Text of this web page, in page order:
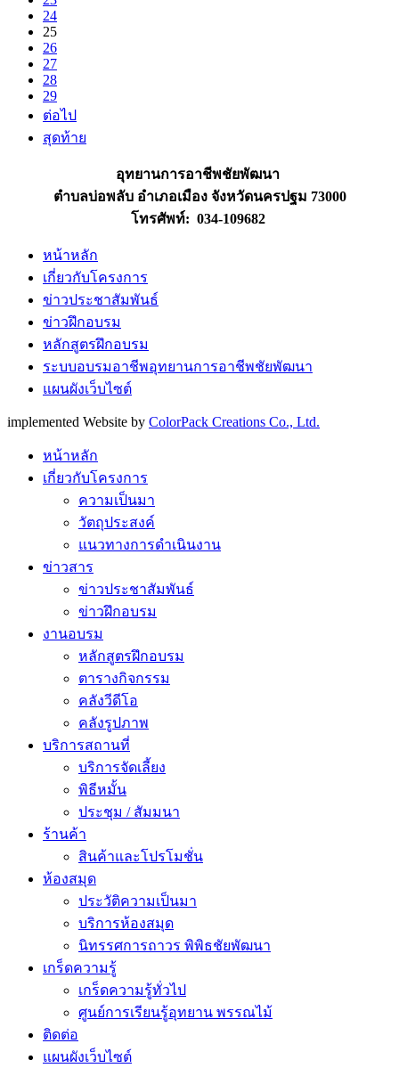
24
25
26
27
28
29
ต่อไป
สุดท้าย
อุทยานการอาชีพชัยพัฒนา
ตำบลบ่อพลับ อำเภอเมือง จังหวัดนครปฐม 73000
โทรศัพท์: 034-109682
หน้าหลัก
เกี่ยวกับโครงการ
ข่าวประชาสัมพันธ์
ข่าวฝึกอบรม
หลักสูตรฝึกอบรม
ระบบอบรมอาชีพอุทยานการอาชีพชัยพัฒนา
แผนผังเว็บไซต์
implemented Website by ColorPack Creations Co., Ltd.
หน้าหลัก
เกี่ยวกับโครงการ
ความเป็นมา
วัตถุประสงค์
แนวทางการดำเนินงาน
ข่าวสาร
ข่าวประชาสัมพันธ์
ข่าวฝึกอบรม
งานอบรม
หลักสูตรฝึกอบรม
ตารางกิจกรรม
คลังวีดีโอ
คลังรูปภาพ
บริการสถานที่
บริการจัดเลี้ยง
พิธีหมั้น
ประชุม / สัมมนา
ร้านค้า
สินค้าและโปรโมชั่น
ห้องสมุด
ประวัติความเป็นมา
บริการห้องสมุด
นิทรรศการถาวร พิพิธชัยพัฒนา
เกร็ดความรู้
เกร็ดความรู้ทั่วไป
ศูนย์การเรียนรู้อุทยาน พรรณไม้
ติดต่อ
แผนผังเว็บไซต์